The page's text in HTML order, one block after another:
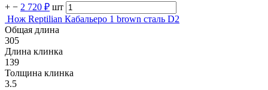
+ − 2 720 ₽ шт
Нож Reptilian Кабальеро 1 brown сталь D2
Общая длина
305
Длина клинка
139
Толщина клинка
3.5